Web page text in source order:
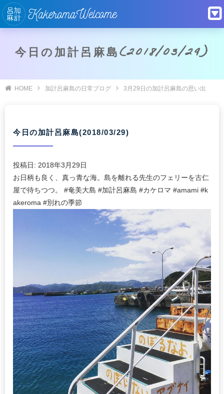
今日の加計呂麻島(2018/03/29)
HOME 加計呂麻島の日常ブログ 3月29日の加計呂麻島の思い出
今日の加計呂麻島(2018/03/29)
投稿日: 2018年3月29日
お日柄も良く、真っ青な海。島を離れる先生のフェリーを古仁
屋で待ちつつ。 #奄美大島 #加計呂麻島 #カケロマ #amami #k
akeroma #別れの季節